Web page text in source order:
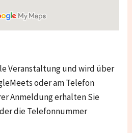
Veranstaltung und wird über
oder am Telefon
Anmeldung erhalten Sie
die Telefonnummer